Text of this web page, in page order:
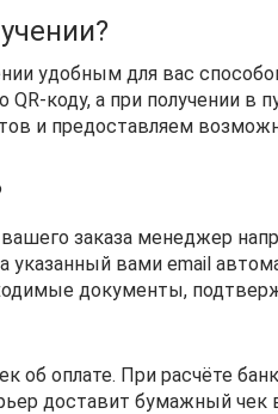
удобным для вас
коду, а при получении в
и предоставляем
заказа менеджер
указанный вами email
документы,
об оплате. При расчёте
доставит бумажный чек